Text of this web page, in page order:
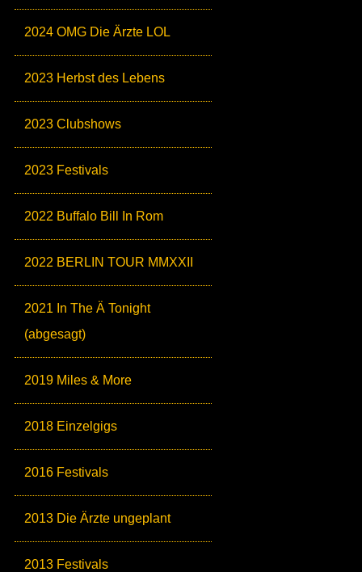
2024 OMG Die Ärzte LOL
2023 Herbst des Lebens
2023 Clubshows
2023 Festivals
2022 Buffalo Bill In Rom
2022 BERLIN TOUR MMXXII
2021 In The Ä Tonight
(abgesagt)
2019 Miles & More
2018 Einzelgigs
2016 Festivals
2013 Die Ärzte ungeplant
2013 Festivals